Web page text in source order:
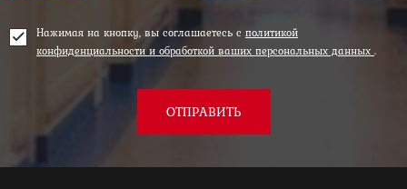
Нажимая на кнопку, вы соглашаетесь с политикой
конфиденциальности и обработкой ваших персональных данных .
ОТПРАВИТЬ